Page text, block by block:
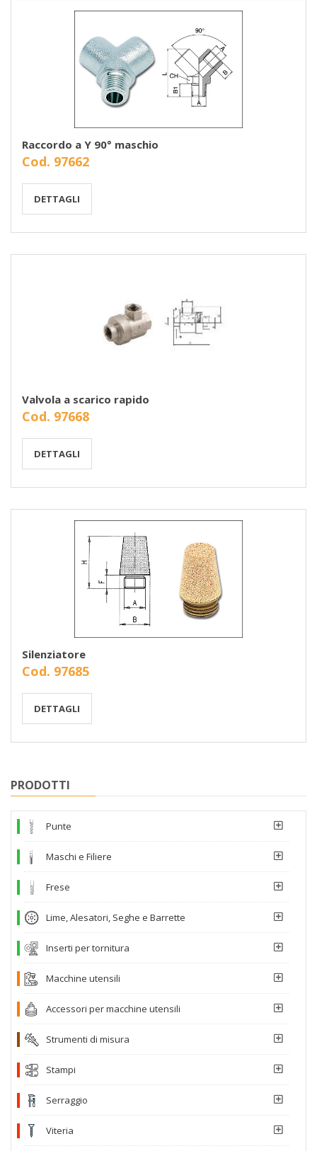
Raccordo a Y 90° maschio
Cod. 97662
DETTAGLI
Valvola a scarico rapido
Cod. 97668
DETTAGLI
Silenziatore
Cod. 97685
DETTAGLI
PRODOTTI
Punte
Maschi e Filiere
Frese
Lime, Alesatori, Seghe e Barrette
Inserti per tornitura
Macchine utensili
Accessori per macchine utensili
Strumenti di misura
Stampi
Serraggio
Viteria